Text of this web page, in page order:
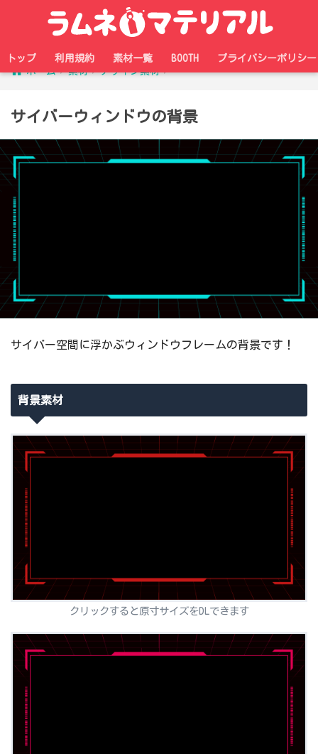
トップ 利用規約 素材一覧 BOOTH
プライバシーポリシー
ホーム
素材 デザイン素材
サイバーウィンドウの背景
サイバー空間に浮かぶウィンドウフレームの背景です！
背景素材
クリックすると原寸サイズをDLできます